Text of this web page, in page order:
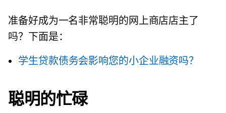
准备好成为一名非常聪明的网上商店店主了
吗？下面是：
学生贷款债务会影响您的小企业融资吗？
聪明的忙碌